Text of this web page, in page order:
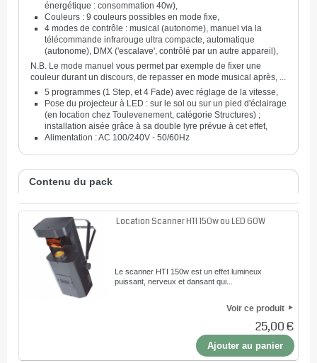
énergétique : consommation 40w),
Couleurs : 9 couleurs possibles en mode fixe,
4 modes de contrôle : musical (autonome), manuel via la
télécommande infrarouge ultra compacte, automatique
(autonome), DMX ('escalave', contrôlé par un autre appareil),
N.B. Le mode manuel vous permet par exemple de fixer une
couleur durant un discours, de repasser en mode musical après, ...
5 programmes (1 Step, et 4 Fade) avec réglage de la vitesse,
Pose du projecteur à LED : sur le sol ou sur un pied d'éclairage
(en location chez Toulevenement, catégorie Structures) ;
installation aisée grâce à sa double lyre prévue à cet effet,
Alimentation : AC 100/240V - 50/60Hz
Contenu du pack
Location Scanner HTI 150w ou LED 60W
Le scanner HTI 150w est un effet lumineux
puissant, nerveux et dansant qui...
Voir ce produit
25,00 €
Ajouter au panier